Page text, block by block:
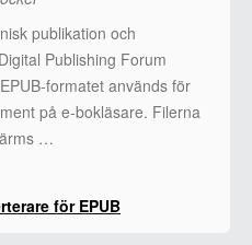
publikation och
Publishing Forum
formatet används för
på e-bokläsare. Filerna
…
för EPUB